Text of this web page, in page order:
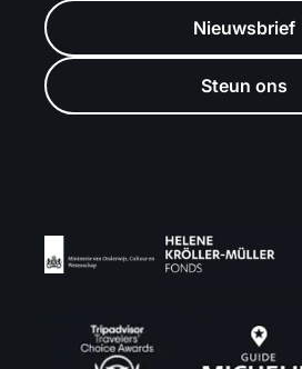
Nieuwsbrief
Steun ons